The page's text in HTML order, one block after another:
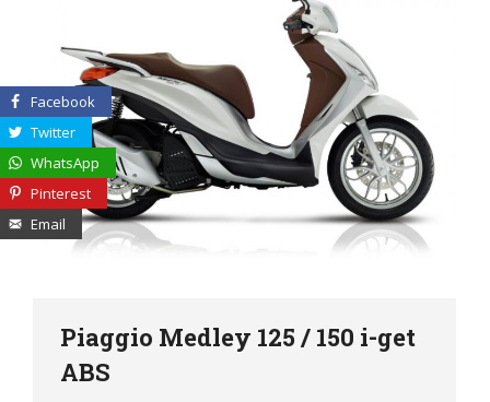
Piaggio Medley 125 / 150 i-get
ABS
Facebook
Twitter
WhatsApp
Pinterest
Email